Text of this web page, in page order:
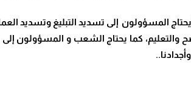
المسؤولون إلى تسديد التبليغ وتسديد
والتعليم، كما يحتاج الشعب و المسؤولون إلى
وأجدادنا..